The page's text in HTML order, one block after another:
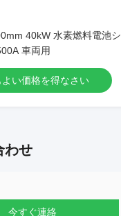
40kW 水素燃料電池シ
車両用
よい価格を得なさい
わせ
今すぐ連絡